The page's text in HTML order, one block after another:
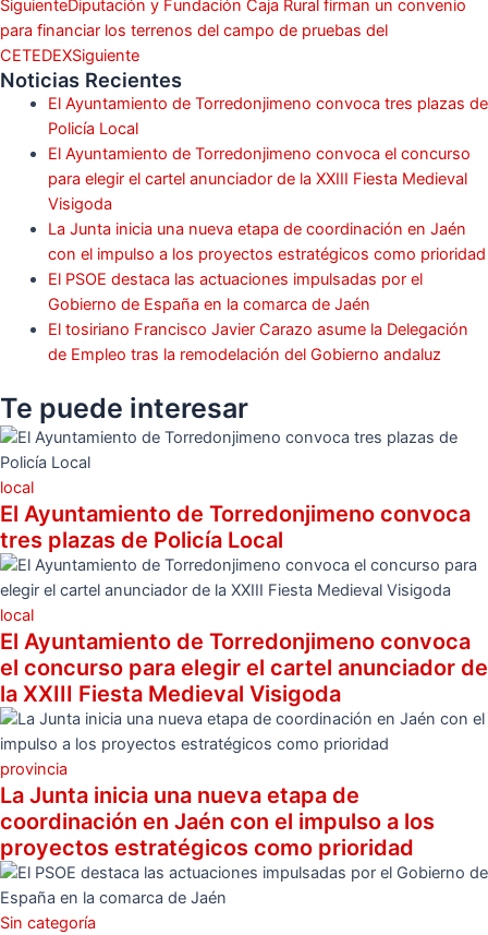
SiguienteDiputación y Fundación Caja Rural firman un convenio
para financiar los terrenos del campo de pruebas del
CETEDEXSiguiente
Noticias Recientes
El Ayuntamiento de Torredonjimeno convoca tres plazas de
Policía Local
El Ayuntamiento de Torredonjimeno convoca el concurso
para elegir el cartel anunciador de la XXIII Fiesta Medieval
Visigoda
La Junta inicia una nueva etapa de coordinación en Jaén
con el impulso a los proyectos estratégicos como prioridad
El PSOE destaca las actuaciones impulsadas por el
Gobierno de España en la comarca de Jaén
El tosiriano Francisco Javier Carazo asume la Delegación
de Empleo tras la remodelación del Gobierno andaluz
Te puede interesar
local
El Ayuntamiento de Torredonjimeno convoca
tres plazas de Policía Local
local
El Ayuntamiento de Torredonjimeno convoca
el concurso para elegir el cartel anunciador de
la XXIII Fiesta Medieval Visigoda
provincia
La Junta inicia una nueva etapa de
coordinación en Jaén con el impulso a los
proyectos estratégicos como prioridad
Sin categoría